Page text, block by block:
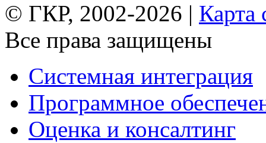
© ГКР, 2002-2026 | Карта
Все права защищены
Системная интеграция
Программное
Оценка и консалтинг